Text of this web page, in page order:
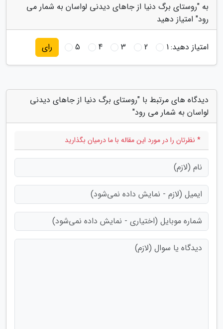
به "روستای برگ دنیا از جاهای دیدنی لواسان به شمار می
رود" امتیاز دهید
امتیاز دهید:1
2
3
4
5 رای
دیدگاه های مرتبط با "روستای برگ دنیا از جاهای دیدنی
لواسان به شمار می رود"
* نظرتان را در مورد این مقاله با ما درمیان بگذارید